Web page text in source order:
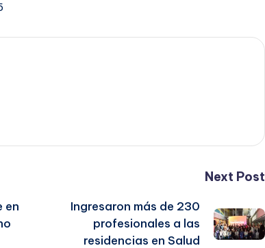
en
Next Post
Ingresaron más de 230
profesionales a las
residencias en Salud